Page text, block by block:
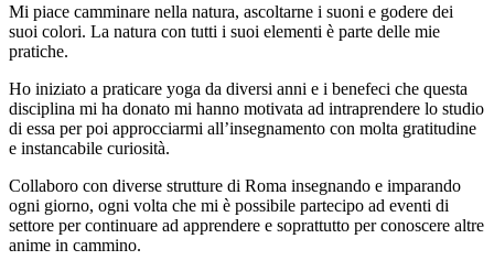
Mi piace camminare nella natura, ascoltarne i suoni e godere dei
suoi colori. La natura con tutti i suoi elementi è parte delle mie
pratiche.
Ho iniziato a praticare yoga da diversi anni e i benefeci che questa
disciplina mi ha donato mi hanno motivata ad intraprendere lo studio
di essa per poi approcciarmi all’insegnamento con molta gratitudine
e instancabile curiosità.
Collaboro con diverse strutture di Roma insegnando e imparando
ogni giorno, ogni volta che mi è possibile partecipo ad eventi di
settore per continuare ad apprendere e soprattutto per conoscere altre
anime in cammino.